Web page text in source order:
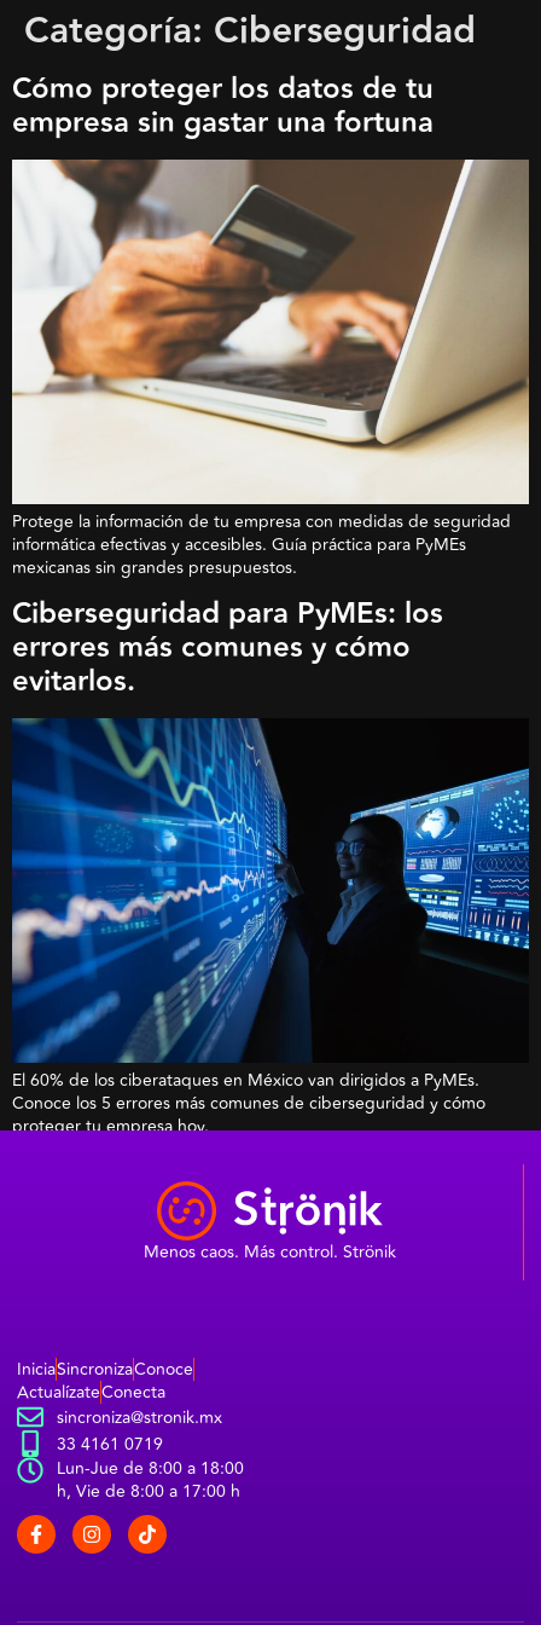
Categoría: Ciberseguridad
Cómo proteger los datos de tu
empresa sin gastar una fortuna
Protege la información de tu empresa con medidas de seguridad
informática efectivas y accesibles. Guía práctica para PyMEs
mexicanas sin grandes presupuestos.
Ciberseguridad para PyMEs: los
errores más comunes y cómo
evitarlos.
El 60% de los ciberataques en México van dirigidos a PyMEs.
Conoce los 5 errores más comunes de ciberseguridad y cómo
proteger tu empresa hoy.
Menos caos. Más control. Strönik
IniciaSincronizaConoce
ActualízateConecta
sincroniza@stronik.mx
33 4161 0719
Lun-Jue de 8:00 a 18:00
h, Vie de 8:00 a 17:00 h